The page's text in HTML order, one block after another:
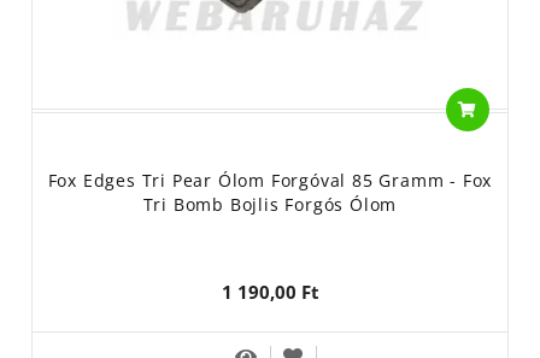
Fox Edges Tri Pear Ólom Forgóval 85 Gramm - Fox
Tri Bomb Bojlis Forgós Ólom
1 190,00 Ft